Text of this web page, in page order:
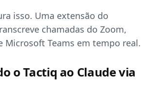
isso. Uma extensão do
chamadas do Zoom,
Microsoft Teams em tempo real.
o Tactiq ao Claude via